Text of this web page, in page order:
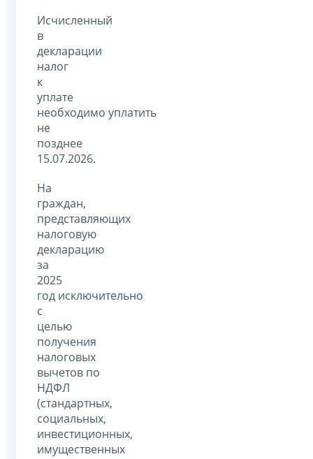
Исчисленный
в
декларации
налог
к
уплате
необходимо уплатить
не
позднее
15.07.2026.
На
граждан,
представляющих
налоговую
декларацию
за
2025
год исключительно
с
целью
получения
налоговых
вычетов по
НДФЛ
(стандартных,
социальных,
инвестиционных,
имущественных